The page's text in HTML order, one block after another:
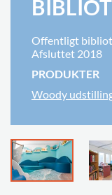
Offentligt
Afsluttet 2018
PRODUKTER
Woody